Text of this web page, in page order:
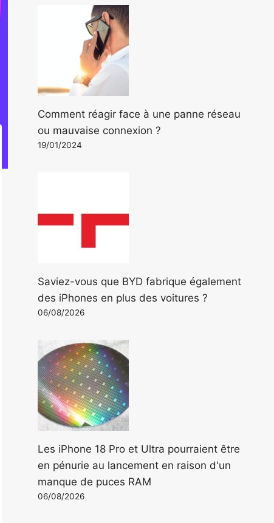
Comment réagir face à une panne réseau
ou mauvaise connexion ?
19/01/2024
Saviez-vous que BYD fabrique également
des iPhones en plus des voitures ?
06/08/2026
Les iPhone 18 Pro et Ultra pourraient être
en pénurie au lancement en raison d'un
manque de puces RAM
06/08/2026